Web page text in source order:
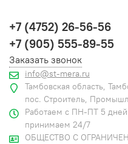
+7 (4752) 26-56-56
+7 (905) 555-89-55
Заказать звонок
info@st-mera.ru
Тамбовская область,
пос. Строитель,
Работаем с ПН-ПТ 5 дней
принимаем 24/7
ОБЩЕСТВО С